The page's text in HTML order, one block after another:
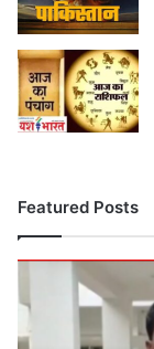
Featured Posts
पोलियो